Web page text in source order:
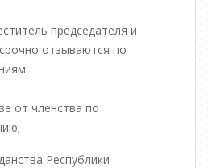
председателя и
отзываются по
от членства по
Республики